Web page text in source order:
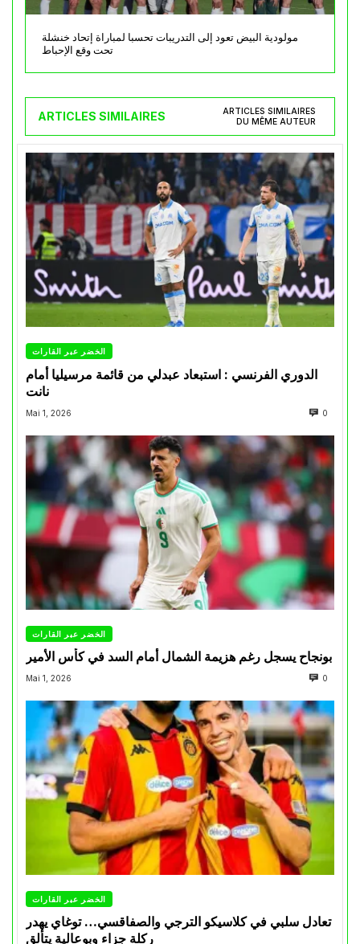
مولودية البيض تعود إلى التدريبات تحسبا لمباراة إتحاد خنشلة
تحت وقع الإحباط
ARTICLES SIMILAIRES
ARTICLES SIMILAIRES
DU MÊME AUTEUR
الخضر عبر القارات
الدوري الفرنسي : استبعاد عبدلي من قائمة مرسيليا أمام
نانت
Mai 1, 2026 0
الخضر عبر القارات
بونجاح يسجل رغم هزيمة الشمال أمام السد في كأس الأمير
Mai 1, 2026 0
الخضر عبر القارات
تعادل سلبي في كلاسيكو الترجي والصفاقسي… توغاي يهدر
ركلة جزاء وبوعالية يتألق